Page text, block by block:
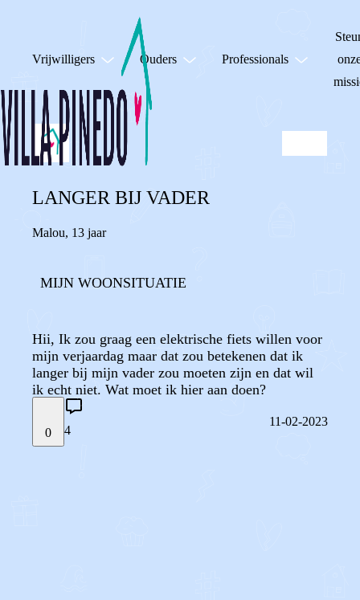
Vrijwilligers Ouders Professionals
LANGER BIJ VADER
Malou, 13 jaar
MIJN WOONSITUATIE
Hii, Ik zou graag een elektrische fiets willen voor
mijn verjaardag maar dat zou betekenen dat ik
langer bij mijn vader zou moeten zijn en dat wil
ik echt niet. Wat moet ik hier aan doen?
0 4
11-02-2023